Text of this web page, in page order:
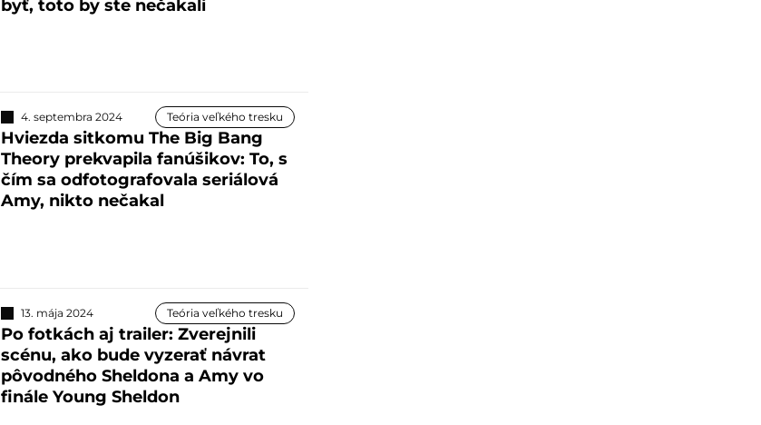
byť, toto by ste nečakali
4. septembra 2024 Teória veľkého tresku
Hviezda sitkomu The Big Bang
Theory prekvapila fanúšikov: To, s
čím sa odfotografovala seriálová
Amy, nikto nečakal
13. mája 2024 Teória veľkého tresku
Po fotkách aj trailer: Zverejnili
scénu, ako bude vyzerať návrat
pôvodného Sheldona a Amy vo
finále Young Sheldon